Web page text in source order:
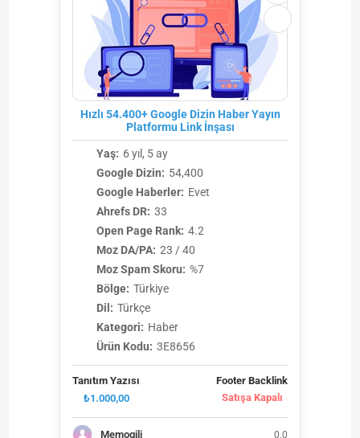
Hızlı 54.400+ Google Dizin Haber Yayın
Platformu Link İnşası
Yaş: 6 yıl, 5 ay
Google Dizin: 54,400
Google Haberler: Evet
Ahrefs DR: 33
Open Page Rank: 4.2
Moz DA/PA: 23 / 40
Moz Spam Skoru: %7
Bölge: Türkiye
Dil: Türkçe
Kategori: Haber
Ürün Kodu: 3E8656
Tanıtım Yazısı
₺1.000,00
Footer Backlink
Satışa Kapalı
Memogili 0.0